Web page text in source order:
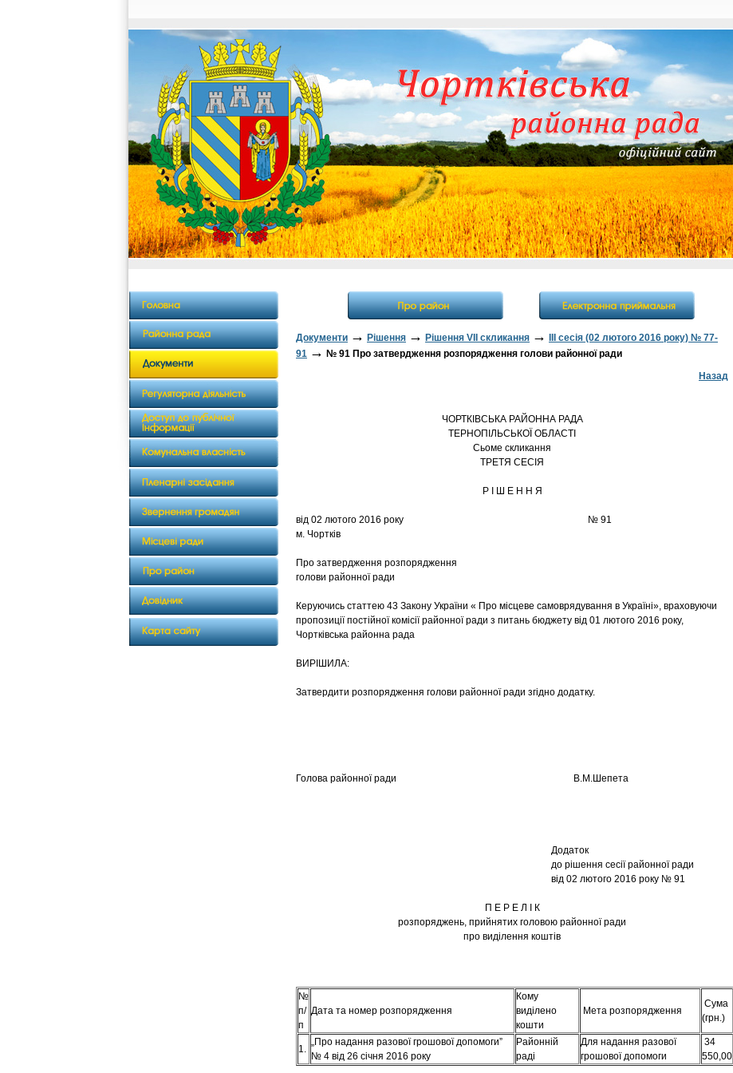
Документи → Рішення → Рішення VII скликання →
ІІІ сесія (02 лютого 2016 року) № 77-
91 → № 91 Про затвердження розпорядження голови районної ради
Назад
ЧОРТКІВСЬКА РАЙОННА РАДА
ТЕРНОПІЛЬСЬКОЇ ОБЛАСТІ
Сьоме скликання
ТРЕТЯ СЕСІЯ
Р І Ш Е Н Н Я
від 02 лютого 2016 року № 91
м. Чортків
Про затвердження розпорядження
голови районної ради
Керуючись статтею 43 Закону України « Про місцеве самоврядування в Україні», враховуючи
пропозиції постійної комісії районної ради з питань бюджету від 01 лютого 2016 року,
Чортківська районна рада
ВИРІШИЛА:
Затвердити розпорядження голови районної ради згідно додатку.
Голова районної ради В.М.Шепета
Додаток
до рішення сесії районної ради
від 02 лютого 2016 року № 91
П Е Р Е Л І К
розпоряджень, прийнятих головою районної ради
про виділення коштів
№
п/
п
Дата та номер розпорядження
Кому
виділено
кошти
Мета розпорядження
Сума
(грн.)
1.
„Про надання разової грошової допомоги”
№ 4 від 26 січня 2016 року
Районній
раді
Для надання разової
грошової допомоги
34
550,00